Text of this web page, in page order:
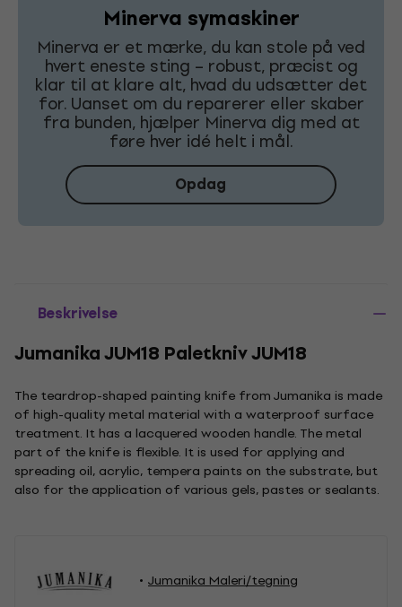
Minerva symaskiner
Minerva er et mærke, du kan stole på ved
hvert eneste sting – robust, præcist og
klar til at klare alt, hvad du udsætter det
for. Uanset om du reparerer eller skaber
fra bunden, hjælper Minerva dig med at
føre hver idé helt i mål.
Opdag
Beskrivelse
Jumanika JUM18 Paletkniv JUM18
The teardrop-shaped painting knife from Jumanika is made
of high-quality metal material with a waterproof surface
treatment. It has a lacquered wooden handle. The metal
part of the knife is flexible. It is used for applying and
spreading oil, acrylic, tempera paints on the substrate, but
also for the application of various gels, pastes or sealants.
Jumanika Maleri/tegning